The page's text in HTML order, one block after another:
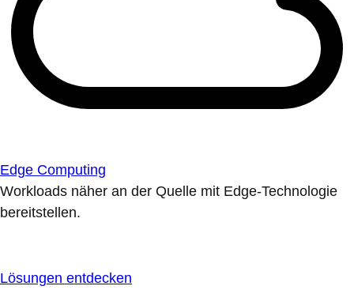
Edge Computing
Workloads näher an der Quelle mit Edge-Technologie
bereitstellen.
Lösungen entdecken